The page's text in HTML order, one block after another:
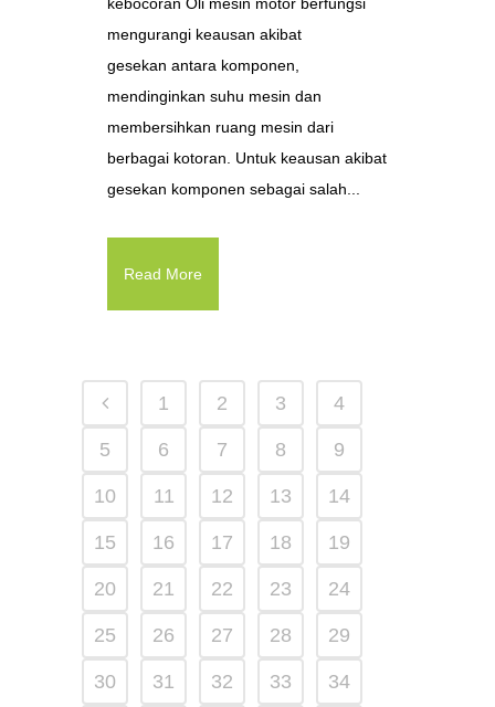
mengurangi keausan akibat
gesekan antara komponen,
mendinginkan suhu mesin dan
membersihkan ruang mesin dari
berbagai kotoran. Untuk keausan akibat
gesekan komponen sebagai salah...
Read More
1 2 3 4
5 6 7 8 9
10 11 12 13 14
15 16 17 18 19
20 21 22 23 24
25 26 27 28 29
30 31 32 33 34